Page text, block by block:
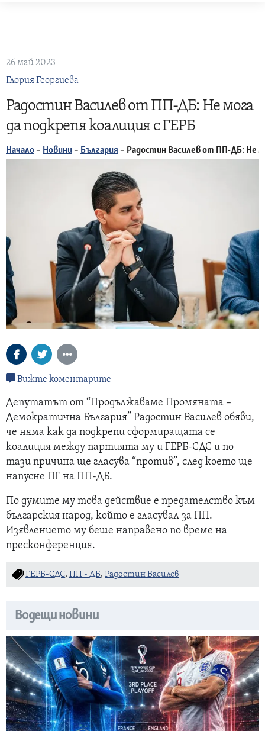
26 май 2023
Глория Георгиева
Радостин Василев от ПП-ДБ: Не мога
да подкрепя коалиция с ГЕРБ
Начало – Новини – България – Радостин Василев от ПП-ДБ: Не
Вижте коментарите
Депутатът от “Продължаваме Промяната –
Демократична България” Радостин Василев обяви,
че няма как да подкрепи сформиращата се
коалиция между партията му и ГЕРБ-СДС и по
тази причина ще гласува “против”, след което ще
напусне ПГ на ПП-ДБ.
По думите му това действие е предателство към
българския народ, който е гласувал за ПП.
Изявлението му беше направено по време на
пресконференция.
ГЕРБ-СДС, ПП - ДБ, Радостин Василев
Водещи новини